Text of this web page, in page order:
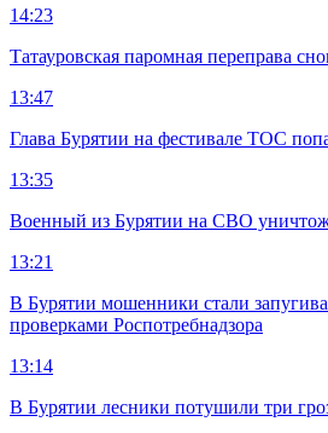
14:23
Татауровская паромная переправа
13:47
Глава Бурятии на фестивале ТОС
13:35
Военный из Бурятии на СВО
13:21
В Бурятии мошенники стали
проверками Роспотребнадзора
13:14
В Бурятии лесники потушили три